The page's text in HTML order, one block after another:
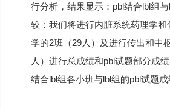
行分析，结果显示：pbl结合lbl组
较：我们将进行内脏系统药理学
学的2班（29人）及进行传出和中
人）进行总成绩和pbl试题部分成
结合lbl组各小班与lbl组的pbl试题